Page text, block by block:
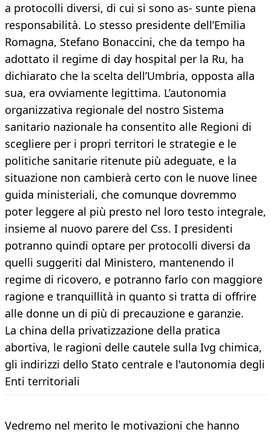
a protocolli diversi, di cui si sono as- sunte piena
responsabilità. Lo stesso presidente dell’Emilia
Romagna, Stefano Bonaccini, che da tempo ha
adottato il regime di day hospital per la Ru, ha
dichiarato che la scelta dell’Umbria, opposta alla
sua, era ovviamente legittima. L’autonomia
organizzativa regionale del nostro Sistema
sanitario nazionale ha consentito alle Regioni di
scegliere per i propri territori le strategie e le
politiche sanitarie ritenute più adeguate, e la
situazione non cambierà certo con le nuove linee
guida ministeriali, che comunque dovremmo
poter leggere al più presto nel loro testo integrale,
insieme al nuovo parere del Css. I presidenti
potranno quindi optare per protocolli diversi da
quelli suggeriti dal Ministero, mantenendo il
regime di ricovero, e potranno farlo con maggiore
ragione e tranquillità in quanto si tratta di offrire
alle donne un di più di precauzione e garanzie.
La china della privatizzazione della pratica
abortiva, le ragioni delle cautele sulla Ivg chimica,
gli indirizzi dello Stato centrale e l'autonomia degli
Enti territoriali
Vedremo nel merito le motivazioni che hanno